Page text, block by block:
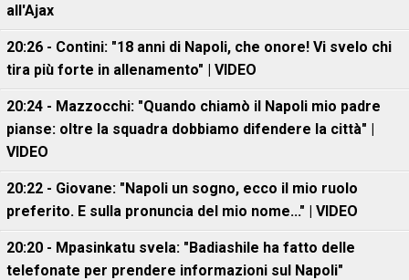
all'Ajax
20:26 - Contini: "18 anni di Napoli, che onore! Vi svelo chi
tira più forte in allenamento" | VIDEO
20:24 - Mazzocchi: "Quando chiamò il Napoli mio padre
pianse: oltre la squadra dobbiamo difendere la città" |
VIDEO
20:22 - Giovane: "Napoli un sogno, ecco il mio ruolo
preferito. E sulla pronuncia del mio nome..." | VIDEO
20:20 - Mpasinkatu svela: "Badiashile ha fatto delle
telefonate per prendere informazioni sul Napoli"